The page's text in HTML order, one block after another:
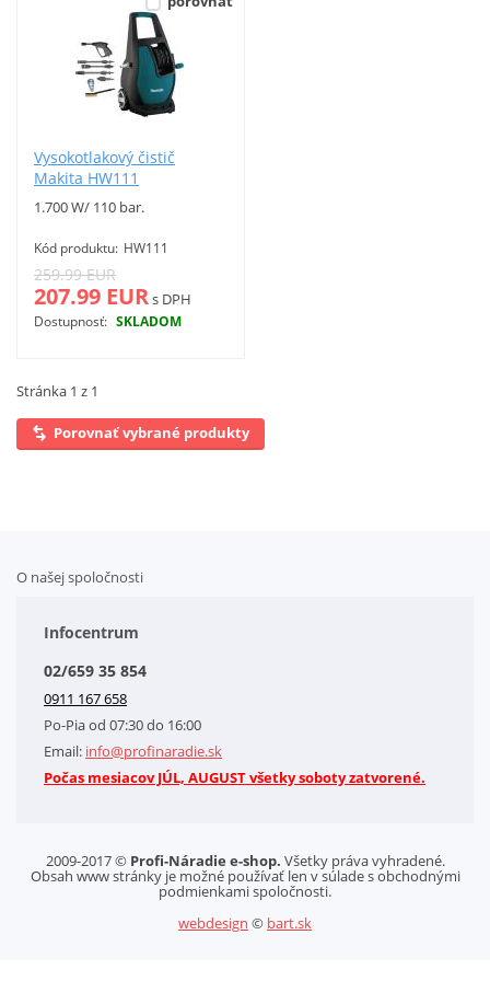
Vyhľadať
Vysokotlakový čistič
Makita HW111
1.700 W/ 110 bar.
Kód produktu: HW111
259.99 EUR
207.99 EURs DPH
Dostupnosť: SKLADOM
Viac info
Stránka 1 z 1
Porovnať vybrané produkty
O našej spoločnosti
Obchodné podmienky
Kontakt
Letáky na stiahnutie
GDPR-Informácie o spracovaní osobných údajov HQ Tools, spol. s r. o.
Cookies
Infocentrum
02/659 35 854
0911 167 658
Po-Pia od 07:30 do 16:00
Email: info@profinaradie.sk
Počas mesiacov JÚL, AUGUST všetky soboty zatvorené.
2009-2017 © Profi-Náradie e-shop. Všetky práva vyhradené.
Obsah www stránky je možné používať len v súlade s obchodnými
podmienkami spoločnosti.
webdesign © bart.sk